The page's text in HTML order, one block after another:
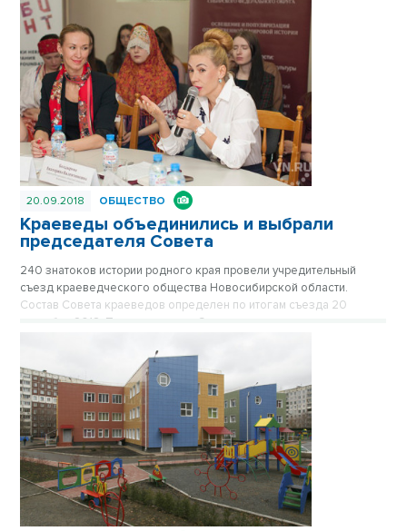
20.09.2018 ОБЩЕСТВО
Краеведы объединились и выбрали
председателя Совета
240 знатоков истории родного края провели учредительный
съезд краеведческого общества Новосибирской области.
Состав Совета краеведов определен по итогам съезда 20
сентября 2018. Председателем Совета краеведческого
Екатерина Болдырева. В общество могут вступать любители
истории с 14-летнего возраста.